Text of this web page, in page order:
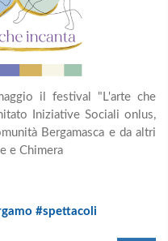
il festival "L'arte che
Iniziative Sociali onlus,
Bergamasca e da altri
e Chimera
#spettacoli